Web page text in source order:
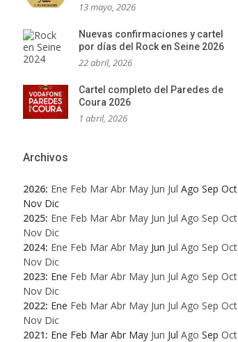
13 mayo, 2026
Nuevas confirmaciones y cartel
por días del Rock en Seine 2026
22 abril, 2026
Cartel completo del Paredes de
Coura 2026
1 abril, 2026
Archivos
2026: Ene Feb Mar Abr May Jun Jul Ago Sep Oct
Nov Dic
2025: Ene Feb Mar Abr May Jun Jul Ago Sep Oct
Nov Dic
2024: Ene Feb Mar Abr May Jun Jul Ago Sep Oct
Nov Dic
2023: Ene Feb Mar Abr May Jun Jul Ago Sep Oct
Nov Dic
2022: Ene Feb Mar Abr May Jun Jul Ago Sep Oct
Nov Dic
2021: Ene Feb Mar Abr May Jun Jul Ago Sep Oct